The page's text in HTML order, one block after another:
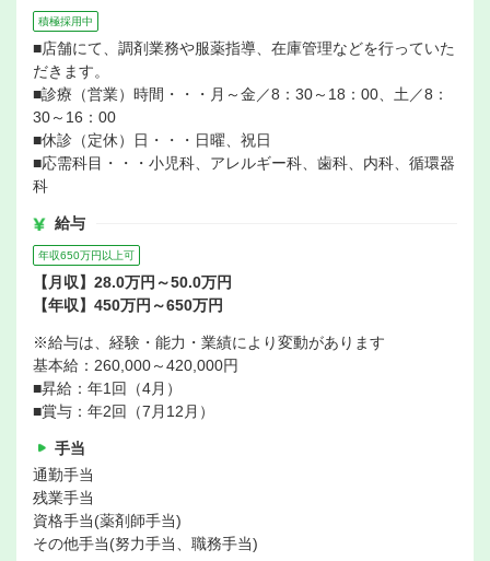
積極採用中
■店舗にて、調剤業務や服薬指導、在庫管理などを行っていた
だきます。
■診療（営業）時間・・・月～金／8：30～18：00、土／8：
30～16：00
■休診（定休）日・・・日曜、祝日
■応需科目・・・小児科、アレルギー科、歯科、内科、循環器
科
給与
年収650万円以上可
【月収】28.0万円～50.0万円
【年収】450万円～650万円
※給与は、経験・能力・業績により変動があります
基本給：260,000～420,000円
■昇給：年1回（4月）
■賞与：年2回（7月12月）
手当
通勤手当
残業手当
資格手当(薬剤師手当)
その他手当(努力手当、職務手当)